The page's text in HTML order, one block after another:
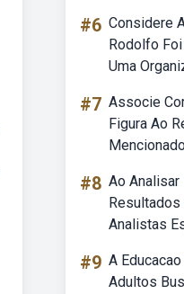
#6 Considere
Rodolfo
Uma
#7 Associe
Figura Ao
#8 Ao
Analistas
#9 A
Adultos